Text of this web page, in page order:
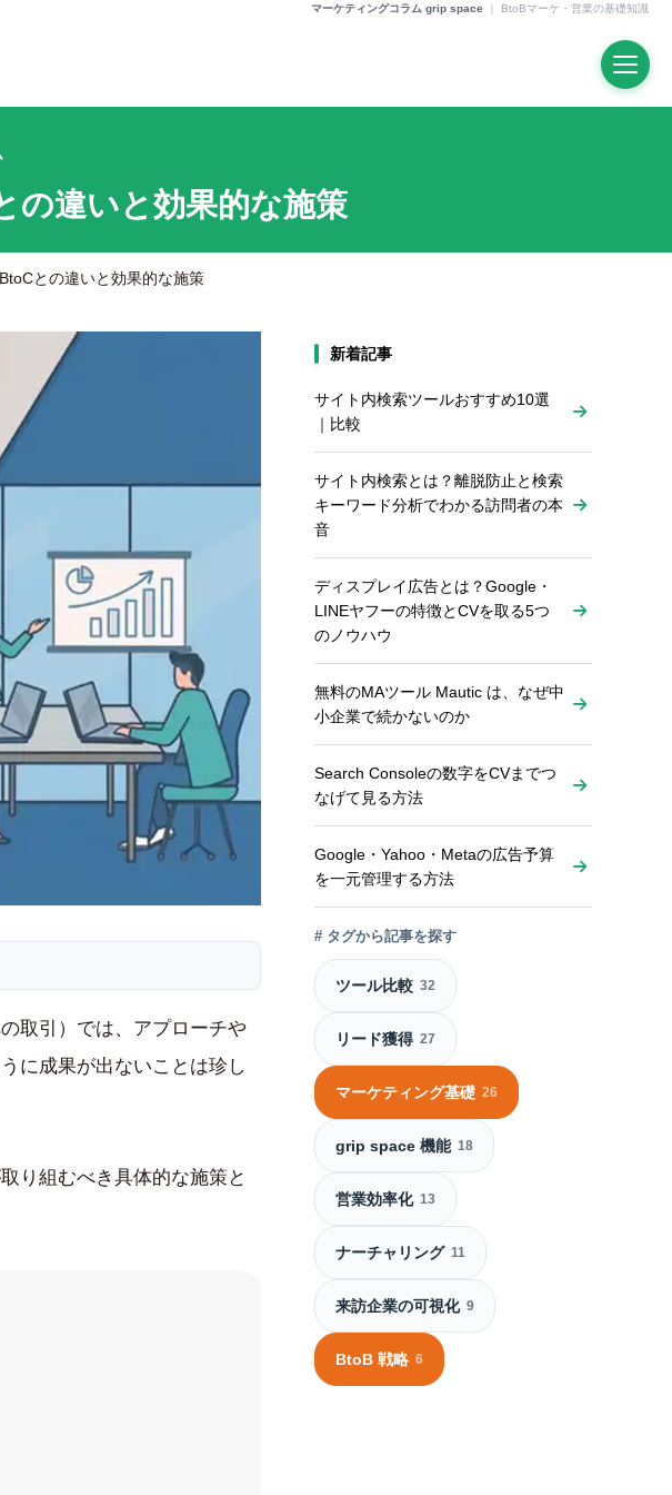
マーケティングコラム grip space BtoBマーケ・営業の基礎知識
の違いと効果的な施策
との違いと効果的な施策
取引）では、アプローチや
に成果が出ないことは珍し
り組むべき具体的な施策と
新着記事
サイト内検索ツールおすすめ10選
｜比較
サイト内検索とは？離脱防止と検索
キーワード分析でわかる訪問者の本
音
ディスプレイ広告とは？Google・
LINEヤフーの特徴とCVを取る5つ
のノウハウ
無料のMAツール Mautic は、なぜ中
小企業で続かないのか
Search Consoleの数字をCVまでつ
なげて見る方法
Google・Yahoo・Metaの広告予算
を一元管理する方法
# タグから記事を探す
ツール比較 32
リード獲得 27
マーケティング基礎 26
grip space 機能 18
営業効率化 13
ナーチャリング 11
来訪企業の可視化 9
BtoB 戦略 6